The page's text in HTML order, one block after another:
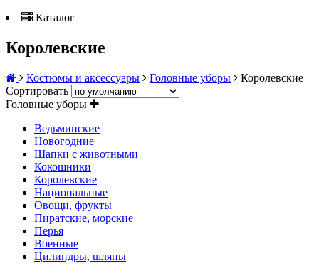
Каталог
Королевские
Костюмы и аксессуары Головные уборы
Королевские
Сортировать
Головные уборы
Ведьминские
Новогодние
Шапки с животными
Кокошники
Королевские
Национальные
Овощи, фрукты
Пиратские, морские
Перья
Военные
Цилиндры, шляпы